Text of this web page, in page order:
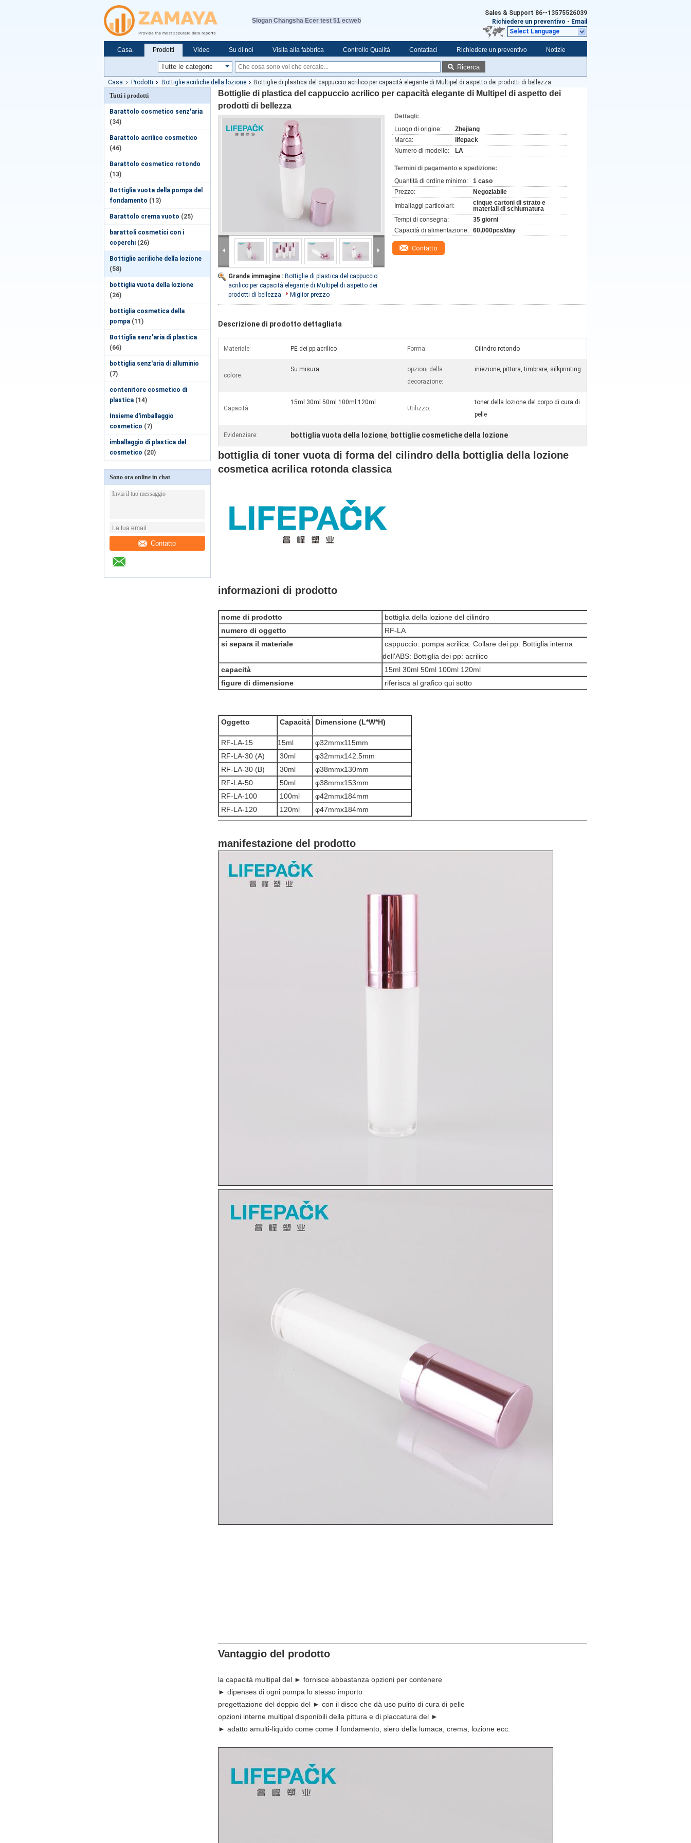
Slogan Changsha Ecer test 51 ecweb
Sales & Support 86--13575526039
Richiedere un preventivo - Email
Select Language
Casa. Prodotti Video Su di noi Visita alla fabbrica Controllo Qualità Contattaci Richiedere un preventivo Notizie
Ricerca
Casa Prodotti Bottiglie acriliche della lozione
Bottiglie di plastica del cappuccio acrilico per capacità elegante di Multipel di aspetto dei prodotti di bellezza
Tutti i prodotti
Barattolo cosmetico senz'aria
(34)
Barattolo acrilico cosmetico
(46)
Barattolo cosmetico rotondo
(13)
Bottiglia vuota della pompa del
fondamento (13)
Barattolo crema vuoto (25)
barattoli cosmetici con i
coperchi (26)
Bottiglie acriliche della lozione
(58)
bottiglia vuota della lozione
(26)
bottiglia cosmetica della
pompa (11)
Bottiglia senz'aria di plastica
(66)
bottiglia senz'aria di alluminio
(7)
contenitore cosmetico di
plastica (14)
Insieme d'imballaggio
cosmetico (7)
imballaggio di plastica del
cosmetico (20)
Sono ora online in chat
Contatto
Bottiglie di plastica del cappuccio acrilico per capacità elegante di Multipel di aspetto dei
prodotti di bellezza
Grande immagine : Bottiglie di plastica del cappuccio
acrilico per capacità elegante di Multipel di aspetto dei
prodotti di bellezza
Miglior prezzo
Dettagli:
Luogo di origine:
Zhejiang
Marca:
lifepack
Numero di modello:
LA
Termini di pagamento e spedizione:
Quantità di ordine minimo:
1 caso
Prezzo:
Negoziabile
Imballaggi particolari:
cinque cartoni di strato e
materiali di schiumatura
Tempi di consegna:
35 giorni
Capacità di alimentazione: 60,000pcs/day
Contatto
Descrizione di prodotto dettagliata
Materiale: PE dei pp acrilico Forma: Cilindro rotondo
colore:
Su misura
opzioni della
decorazione:
iniezione, pittura, timbrare, silkprinting
Capacità:
15ml 30ml 50ml 100ml 120ml
Utilizzo:
toner della lozione del corpo di cura di
pelle
Evidenziare: bottiglia vuota della lozione, bottiglie cosmetiche della lozione
bottiglia di toner vuota di forma del cilindro della bottiglia della lozione
cosmetica acrilica rotonda classica
informazioni di prodotto
nome di prodotto
bottiglia della lozione del cilindro
numero di oggetto
RF-LA
si separa il materiale
cappuccio: pompa acrilica: Collare dei pp: Bottiglia interna
dell'ABS: Bottiglia dei pp: acrilico
capacità
15ml 30ml 50ml 100ml 120ml
figure di dimensione
riferisca al grafico qui sotto
Oggetto Capacità Dimensione (L*W*H)
RF-LA-15 15ml
φ32mmx115mm
RF-LA-30 (A)
30ml
φ32mmx142.5mm
RF-LA-30 (B)
30ml
φ38mmx130mm
RF-LA-50
50ml
φ38mmx153mm
RF-LA-100
100ml
φ42mmx184mm
RF-LA-120
120ml φ47mmx184mm
manifestazione del prodotto
Vantaggio del prodotto
la capacità multipal del ► fornisce abbastanza opzioni per contenere
► dipenses di ogni pompa lo stesso importo
progettazione del doppio del ► con il disco che dà uso pulito di cura di pelle
opzioni interne multipal disponibili della pittura e di placcatura del ►
► adatto amulti-liquido come come il fondamento, siero della lumaca, crema, lozione ecc.